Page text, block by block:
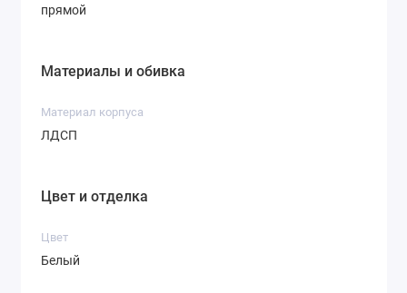
прямой
Материалы и обивка
Материал корпуса
ЛДСП
Цвет и отделка
Цвет
Белый